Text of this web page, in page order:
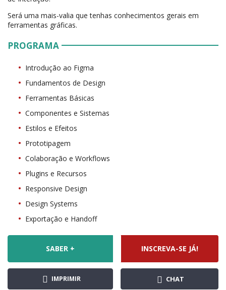
Será uma mais-valia que tenhas conhecimentos gerais em
ferramentas gráficas.
PROGRAMA
Introdução ao Figma
Fundamentos de Design
Ferramentas Básicas
Componentes e Sistemas
Estilos e Efeitos
Prototipagem
Colaboração e Workflows
Plugins e Recursos
Responsive Design
Design Systems
Exportação e Handoff
SABER + INSCREVA-SE JÁ!
IMPRIMIR CHAT